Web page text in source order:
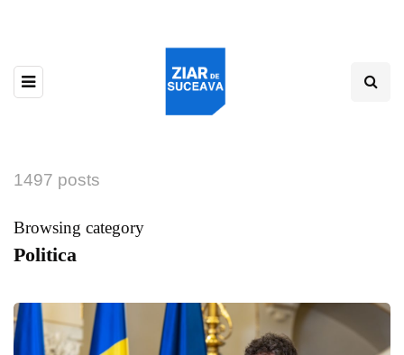
1497 posts
Browsing category
Politica